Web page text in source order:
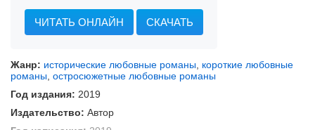
ЧИТАТЬ ОНЛАЙН СКАЧАТЬ
Жанр: исторические любовные романы, короткие любовные
романы, остросюжетные любовные романы
Год издания: 2019
Издательство: Автор